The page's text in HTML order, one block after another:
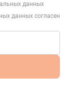
данных
данных согласен